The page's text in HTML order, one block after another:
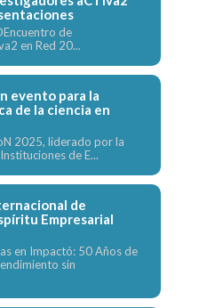
de
en Red 20...
evento para la
de la ciencia en
2025, liderado por la
de E...
de
Empresarial
en Impactó: 50 Años de
sin